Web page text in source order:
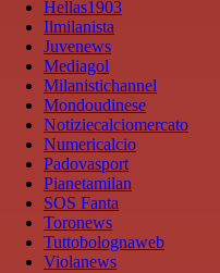
Hellas1903
Ilmilanista
Juvenews
Mediagol
Milanistichannel
Mondoudinese
Notiziecalciomercato
Numericalcio
Padovasport
Pianetamilan
SOS Fanta
Toronews
Tuttobolognaweb
Violanews